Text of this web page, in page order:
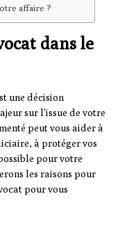
affaire ?
dans le
une décision
sur l’issue de votre
peut vous aider à
à protéger vos
pour votre
les raisons pour
pour vous